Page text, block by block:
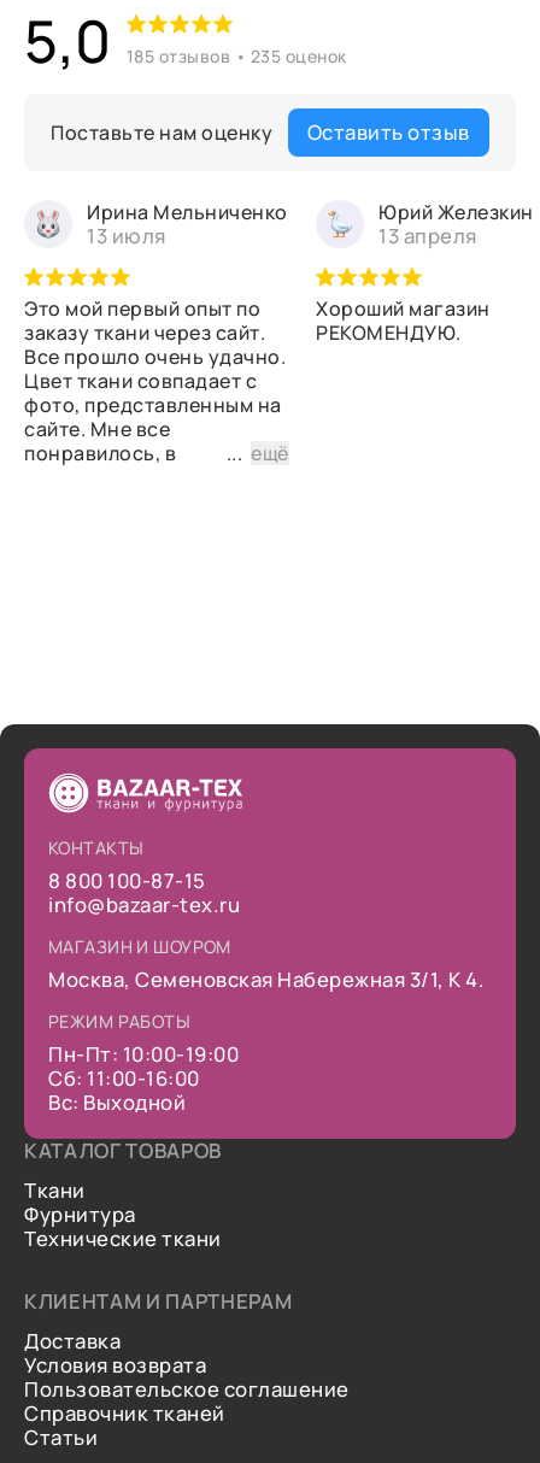
5,0 185 отзывов • 235 оценок
Поставьте нам оценку Оставить отзыв
Ирина Мельниченко
13 июля
Это мой первый опыт по
заказу ткани через сайт.
Все прошло очень удачно.
Цвет ткани совпадает с
фото, представленным на
сайте. Мне все
понравилось, в
...ещё
Юрий Железкин
13 апреля
Хороший магазин
РЕКОМЕНДУЮ.
КОНТАКТЫ
8 800 100-87-15
info@bazaar-tex.ru
МАГАЗИН И ШОУРОМ
Москва, Семеновская Набережная 3/1, К 4.
РЕЖИМ РАБОТЫ
Пн-Пт: 10:00-19:00
Сб: 11:00-16:00
Вс: Выходной
КАТАЛОГ ТОВАРОВ
Ткани
Фурнитура
Технические ткани
КЛИЕНТАМ И ПАРТНЕРАМ
Доставка
Условия возврата
Пользовательское соглашение
Справочник тканей
Статьи